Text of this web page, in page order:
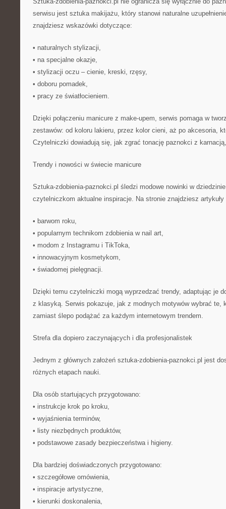
serwisu jest sztuka makijażu, który stanowi naturalne
znajdziesz wskazówki dotyczące:
• naturalnych stylizacji,
• na specjalne okazje,
• stylizacji oczu – cienie, kreski, rzęsy,
• doboru pomadek,
• pracy ze światłocieniem.
Dzięki połączeniu manicure z make-upem, serwis pomaga w
zestawów: od koloru lakieru, przez kolor cieni, aż po akcesoria,
Czytelniczki dowiadują się, jak zgrać tonację paznokci z
Trendy i nowości w świecie manicure
Sztuka-zdobienia-paznokci.pl śledzi modowe nowinki w
czytelniczkom aktualne inspiracje. Na stronie znajdziesz artykuły
• barwom roku,
• popularnym technikom zdobienia w nail art,
• modom z Instagramu i TikToka,
• innowacyjnym kosmetykom,
• świadomej pielęgnacji.
Dzięki temu czytelniczki mogą wyprzedzać trendy, adaptując je
z klasyką. Serwis pokazuje, jak z modnych motywów wybrać te,
zamiast ślepo podążać za każdym internetowym trendem.
Strefa dla dopiero zaczynających i dla profesjonalistek
Jednym z głównych założeń sztuka-zdobienia-paznokci.pl jest
różnych etapach nauki.
Dla osób startujących przygotowano:
• instrukcje krok po kroku,
• wyjaśnienia terminów,
• listy niezbędnych produktów,
• podstawowe zasady bezpieczeństwa i higieny.
Dla bardziej doświadczonych przygotowano:
• szczegółowe omówienia,
• inspiracje artystyczne,
• kierunki doskonalenia,